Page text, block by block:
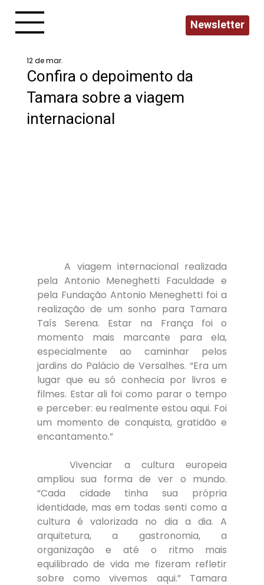
Newsletter
Confira o depoimento da
Tamara sobre a viagem
internacional
12 de mar.
	A viagem internacional realizada
pela Antonio Meneghetti Faculdade e
pela Fundação Antonio Meneghetti foi a
realização de um sonho para Tamara
Taís Serena. Estar na França foi o
momento mais marcante para ela,
especialmente ao caminhar pelos
jardins do Palácio de Versalhes. “Era um
lugar que eu só conhecia por livros e
filmes. Estar ali foi como parar o tempo
e perceber: eu realmente estou aqui. Foi
um momento de conquista, gratidão e
encantamento.”
	Vivenciar a cultura europeia
ampliou sua forma de ver o mundo.
“Cada cidade tinha sua própria
identidade, mas em todas senti como a
cultura é valorizada no dia a dia. A
arquitetura, a gastronomia, a
organização e até o ritmo mais
equilibrado de vida me fizeram refletir
sobre como vivemos aqui.” Tamara